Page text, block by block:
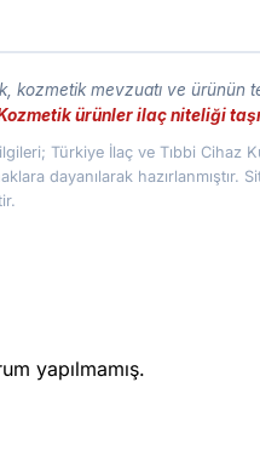
kozmetik mevzuatı ve ürünün
ürünler ilaç niteliği
Türkiye İlaç ve Tıbbi Cihaz
dayanılarak
yapılmamış.